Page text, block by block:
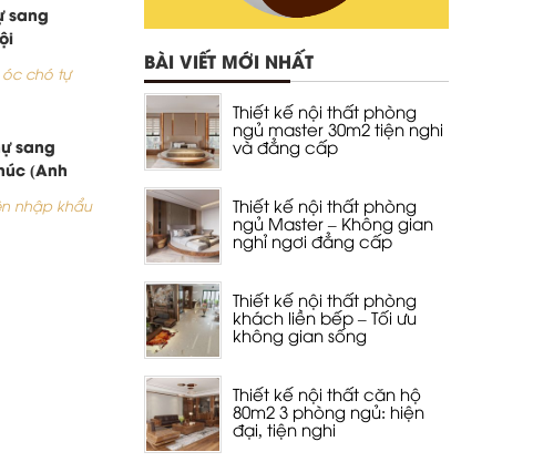
sang
chó tự
sang
(Anh
nhập khẩu
BÀI VIẾT MỚI NHẤT
Thiết kế nội thất phòng
ngủ master 30m2 tiện nghi
và đẳng cấp
Thiết kế nội thất phòng
ngủ Master – Không gian
nghỉ ngơi đẳng cấp
Thiết kế nội thất phòng
khách liền bếp – Tối ưu
không gian sống
Thiết kế nội thất căn hộ
80m2 3 phòng ngủ: hiện
đại, tiện nghi